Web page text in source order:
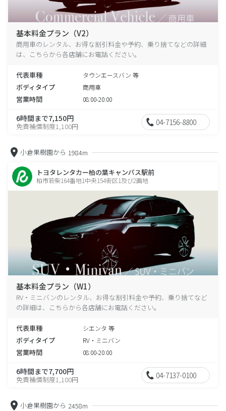
基本料金プラン（V2）
商用車のレンタル、お得な割引料金や予約、乗り捨てなどの詳細
は、こちらから各店舗にお電話ください。
代表車種 タウンエースバン 等
ボディタイプ 商用車
営業時間 08:00-20:00
6時間まで7,150円
免責補償制度1,100円 04-7156-8800
小倉果樹園から 1984m
トヨタレンタカー柏の葉キャンパス駅前
柏市若柴164番地1中央154街区1及び2画地
基本料金プラン（W1）
RV・ミニバンのレンタル、お得な割引料金や予約、乗り捨てなど
の詳細は、こちらから各店舗にお電話ください。
代表車種 シエンタ 等
ボディタイプ RV・ミニバン
営業時間 08:00-20:00
6時間まで7,700円
免責補償制度1,100円 04-7137-0100
小倉果樹園から 2458m